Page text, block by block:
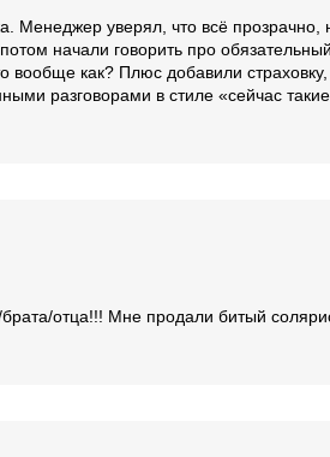
Менеджер уверял, что всё
начали говорить про
как? Плюс добавили
разговорами в стиле «сейчас
отца!!! Мне продали битый